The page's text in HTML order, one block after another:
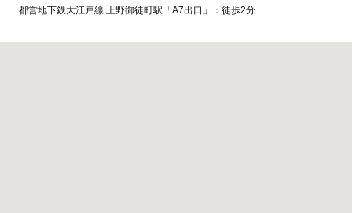
都営地下鉄大江戸線 上野御徒町駅「A7出口」：徒歩2分